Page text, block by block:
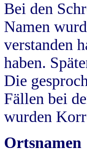
Bei den
Namen
verstanden
haben.
Die
Fällen bei
wurden
Ortsnamen